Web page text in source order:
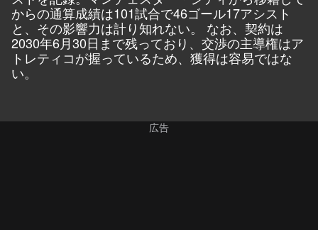
からの通算成績は101試合で46ゴール17アシスト
と、その影響力は計り知れない。 なお、契約は
2030年6月30日まで残っており、交渉の主導権はア
トレティコが握っているため、獲得は容易ではな
い。